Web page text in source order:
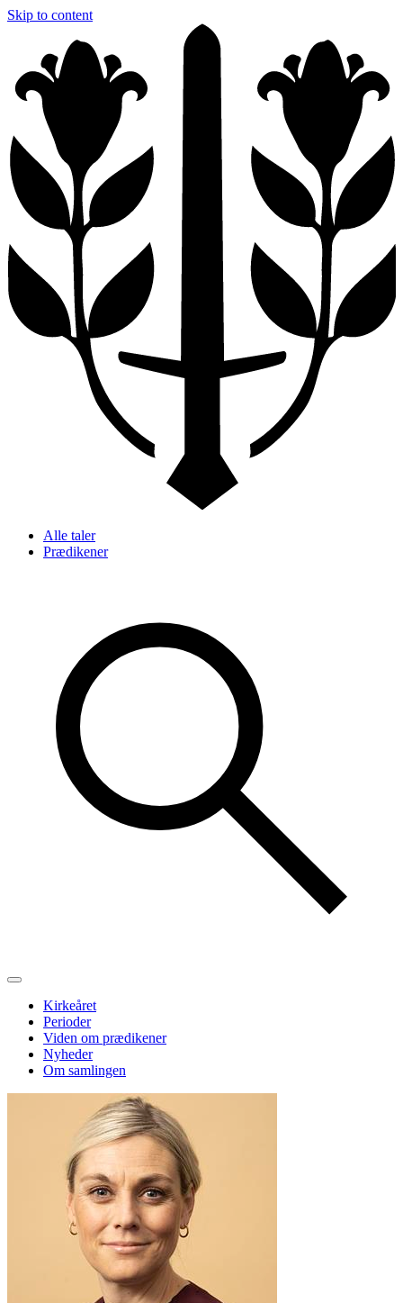
Skip to content
Alle taler
Prædikener
Kirkeåret
Perioder
Viden om prædikener
Nyheder
Om samlingen